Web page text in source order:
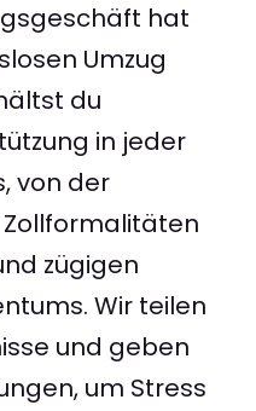
hat
Umzug
du
in jeder
von der
zügigen
Wir teilen
und geben
um Stress